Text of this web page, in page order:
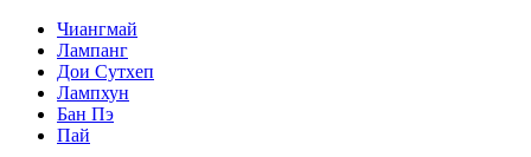
Чиангмай
Лампанг
Дои Сутхеп
Лампхун
Бан Пэ
Пай